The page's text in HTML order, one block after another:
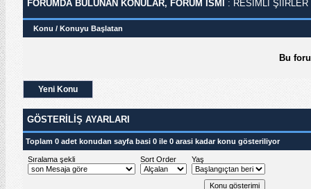
FORUMDA BULUNAN KONULAR, FORUM ISMI : RESIMLI ŞIIRLER
Konu / Konuyu Başlatan
Bu
Yeni Konu
GÖSTERILIŞ AYARLARI
Toplam 0 adet konudan sayfa basi 0 ile 0 arasi kadar konu gösteriliyor
Sıralama şekli Sort Order Yaş